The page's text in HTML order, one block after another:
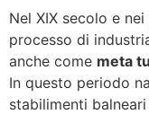
Nel XIX secolo e
processo di
anche come meta
In questo periodo
stabilimenti